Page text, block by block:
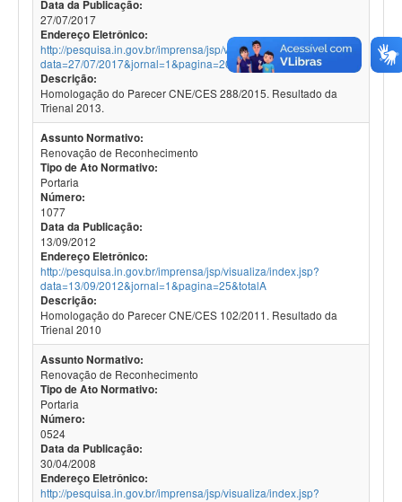
Data da Publicação:
27/07/2017
Endereço Eletrônico:
http://pesquisa.in.gov.br/imprensa/jsp/visualiza/index.jsp?
data=27/07/2017&jornal=1&pagina=20&totalA
Descrição:
Homologação do Parecer CNE/CES 288/2015. Resultado da
Trienal 2013.
Assunto Normativo:
Renovação de Reconhecimento
Tipo de Ato Normativo:
Portaria
Número:
1077
Data da Publicação:
13/09/2012
Endereço Eletrônico:
http://pesquisa.in.gov.br/imprensa/jsp/visualiza/index.jsp?
data=13/09/2012&jornal=1&pagina=25&totalA
Descrição:
Homologação do Parecer CNE/CES 102/2011. Resultado da
Trienal 2010
Assunto Normativo:
Renovação de Reconhecimento
Tipo de Ato Normativo:
Portaria
Número:
0524
Data da Publicação:
30/04/2008
Endereço Eletrônico:
http://pesquisa.in.gov.br/imprensa/jsp/visualiza/index.jsp?